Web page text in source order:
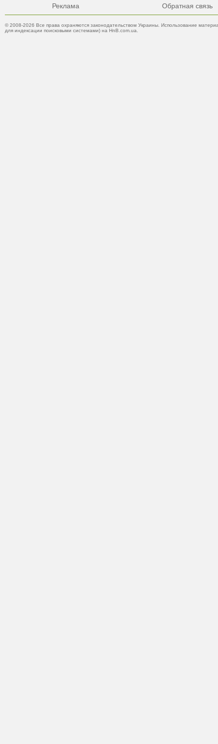
Реклама Обратная связь
© 2008-2026 Все права охраняются законодательством Украины. Использование
для индексации поисковыми системами) на HnB.com.ua.